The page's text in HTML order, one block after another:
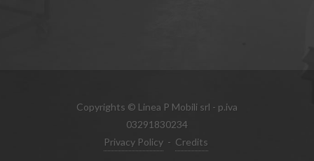
Copyrights © Linea P Mobili srl - p.iva
03291830234
Privacy Policy - Credits